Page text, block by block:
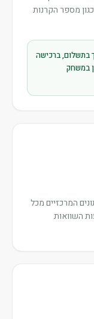
מספר הקרנות
בתשלום, ברכישה
במשחק
המרכזיים מכל
השוואות